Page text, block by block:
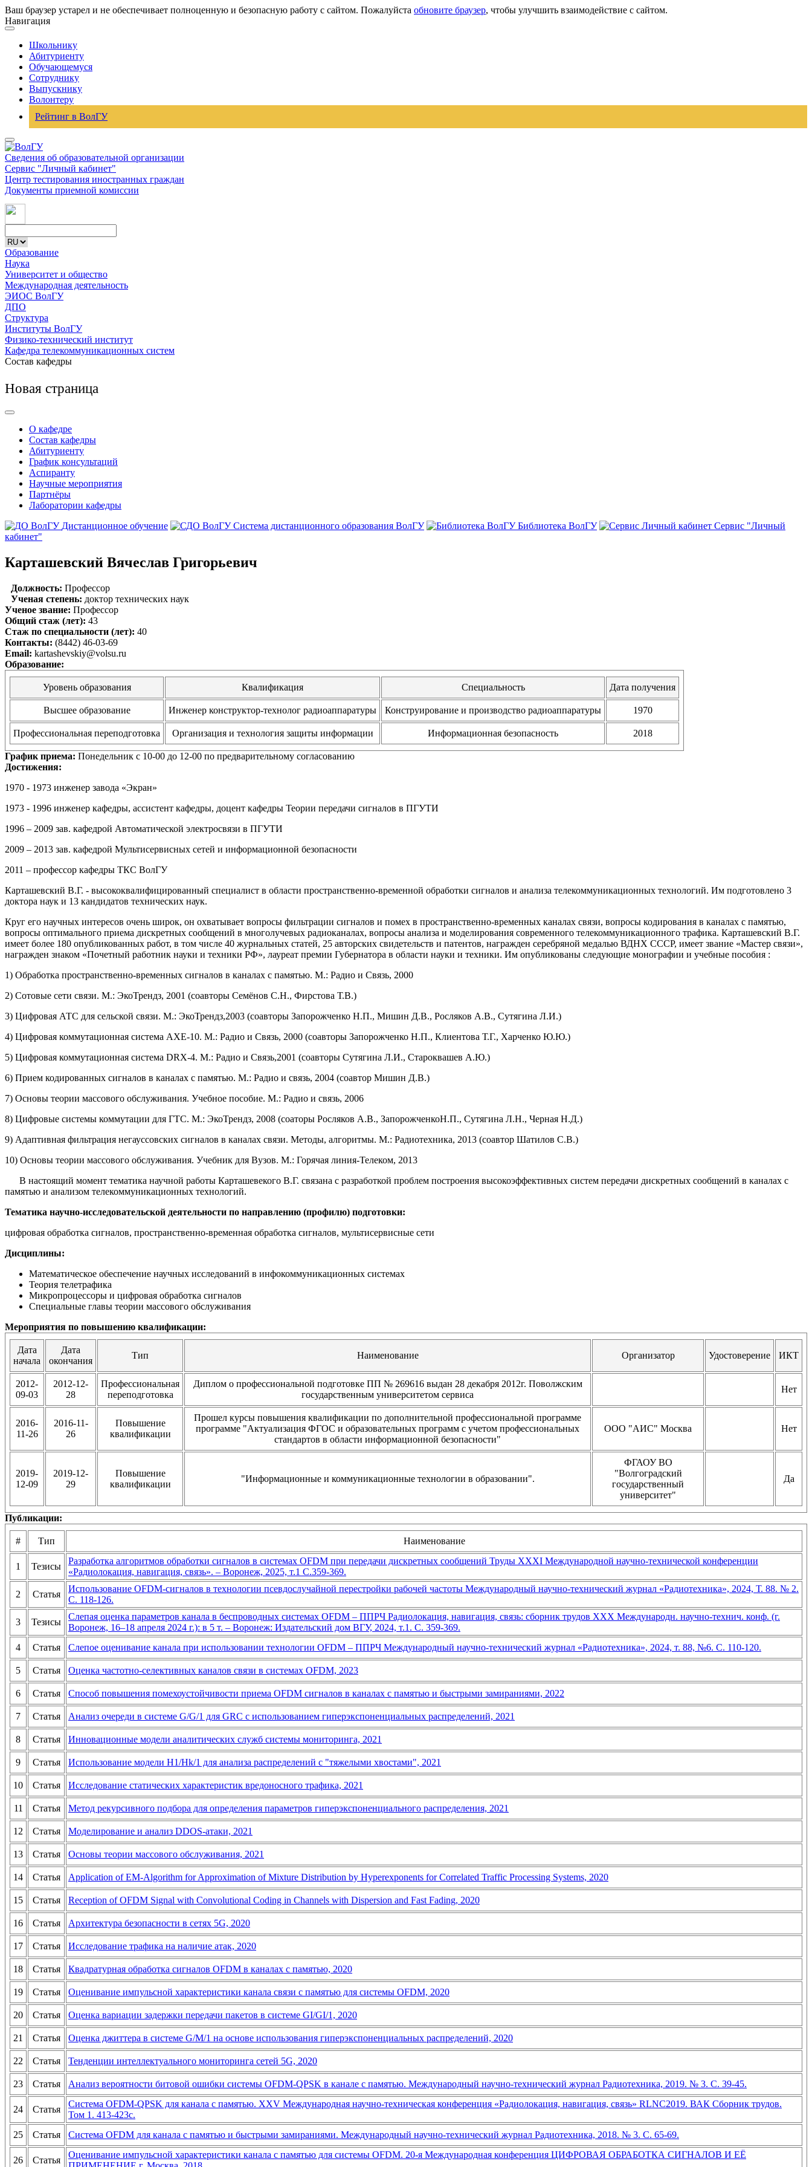
Ваш браузер устарел и не обеспечивает полноценную и безопасную работу с сайтом. Пожалуйста обновите браузер, чтобы улучшить взаимодействие с сайтом.
Навигация
Школьнику
Абитуриенту
Обучающемуся
Сотруднику
Выпускнику
Волонтеру
Рейтинг в ВолГУ
Сведения об образовательной организации
Сервис "Личный кабинет"
Центр тестирования иностранных граждан
Документы приемной комиссии
Образование
Наука
Университет и общество
Международная деятельность
ЭИОС ВолГУ
ДПО
Структура
Институты ВолГУ
Физико-технический институт
Кафедра телекоммуникационных систем
Состав кафедры
Новая страница
О кафедре
Состав кафедры
Абитуриенту
График консультаций
Аспиранту
Научные мероприятия
Партнёры
Лаборатории кафедры
Дистанционное обучение
Система дистанционного образования ВолГУ Библиотека ВолГУ
Сервис "Личный
кабинет"
Карташевский Вячеслав Григорьевич
Должность: Профессор
Ученая степень: доктор технических наук
Ученое звание: Профессор
Общий стаж (лет): 43
Стаж по специальности (лет): 40
Контакты: (8442) 46-03-69
Email: kartashevskiy@volsu.ru
Образование:
Уровень образования Квалификация Специальность Дата получения
Высшее образование Инженер конструктор-технолог радиоаппаратуры Конструирование и производство радиоаппаратуры 1970
Профессиональная переподготовка Организация и технология защиты информации Информационная безопасность 2018
График приема: Понедельник с 10-00 до 12-00 по предварительному согласованию
Достижения:
1970 - 1973 инженер завода «Экран»
1973 - 1996 инженер кафедры, ассистент кафедры, доцент кафедры Теории передачи сигналов в ПГУТИ
1996 – 2009 зав. кафедрой Автоматической электросвязи в ПГУТИ
2009 – 2013 зав. кафедрой Мультисервисных сетей и информационной безопасности
2011 – профессор кафедры ТКС ВолГУ
Карташевский В.Г. - высококвалифицированный специалист в области пространственно-временной обработки сигналов и анализа телекоммуникационных технологий. Им подготовлено 3
доктора наук и 13 кандидатов технических наук.
Круг его научных интересов очень широк, он охватывает вопросы фильтрации сигналов и помех в пространственно-временных каналах связи, вопросы кодирования в каналах с памятью,
вопросы оптимального приема дискретных сообщений в многолучевых радиоканалах, вопросы анализа и моделирования современного телекоммуникационного трафика. Карташевский В.Г.
имеет более 180 опубликованных работ, в том числе 40 журнальных статей, 25 авторских свидетельств и патентов, награжден серебряной медалью ВДНХ СССР, имеет звание «Мастер связи»,
награжден знаком «Почетный работник науки и техники РФ», лауреат премии Губернатора в области науки и техники. Им опубликованы следующие монографии и учебные пособия :
1) Обработка пространственно-временных сигналов в каналах с памятью. М.: Радио и Связь, 2000
2) Сотовые сети связи. М.: ЭкоТрендз, 2001 (соавторы Семёнов С.Н., Фирстова Т.В.)
3) Цифровая АТС для сельской связи. М.: ЭкоТрендз,2003 (соавторы Запорожченко Н.П., Мишин Д.В., Росляков А.В., Сутягина Л.И.)
4) Цифровая коммутационная система АХЕ-10. М.: Радио и Связь, 2000 (соавторы Запорожченко Н.П., Клиентова Т.Г., Харченко Ю.Ю.)
5) Цифровая коммутационная система DRХ-4. М.: Радио и Связь,2001 (соавторы Сутягина Л.И., Староквашев А.Ю.)
6) Прием кодированных сигналов в каналах с памятью. М.: Радио и связь, 2004 (соавтор Мишин Д.В.)
7) Основы теории массового обслуживания. Учебное пособие. М.: Радио и связь, 2006
8) Цифровые системы коммутации для ГТС. М.: ЭкоТрендз, 2008 (соаторы Росляков А.В., ЗапорожченкоН.П., Сутягина Л.Н., Черная Н.Д.)
9) Адаптивная фильтрация негауссовских сигналов в каналах связи. Методы, алгоритмы. М.: Радиотехника, 2013 (соавтор Шатилов С.В.)
10) Основы теории массового обслуживания. Учебник для Вузов. М.: Горячая линия-Телеком, 2013
В настоящий момент тематика научной работы Карташевекого В.Г. связана с разработкой проблем построения высокоэффективных систем передачи дискретных сообщений в каналах с
памятью и анализом телекоммуникационных технологий.
Тематика научно-исследовательской деятельности по направлению (профилю) подготовки:
цифровая обработка сигналов, пространственно-временная обработка сигналов, мультисервисные сети
Дисциплины:
Математическое обеспечение научных исследований в инфокоммуникационных системах
Теория телетрафика
Микропроцессоры и цифровая обработка сигналов
Специальные главы теории массового обслуживания
Мероприятия по повышению квалификации:
Дата
начала
Дата
окончания
Тип Наименование Организатор Удостоверение ИКТ
2012-
09-03
2012-12-
28
Профессиональная
переподготовка
Диплом о профессиональной подготовке ПП № 269616 выдан 28 декабря 2012г. Поволжским
государственным университетом сервиса
Нет
2016-
11-26
2016-11-
26
Повышение
квалификации
Прошел курсы повышения квалификации по дополнительной профессиональной программе
программе "Актуализация ФГОС и образовательных программ с учетом профессиональных
стандартов в области информационной безопасности"
ООО "АИС" Москва Нет
2019-
12-09
2019-12-
29
Повышение
квалификации
"Информационные и коммуникационные технологии в образовании".
ФГАОУ ВО
"Волгоградский
государственный
университет"
Да
Публикации:
# Тип Наименование
1 Тезисы
Разработка алгоритмов обработки сигналов в системах OFDM при передачи дискретных сообщений Труды XXXI Международной научно-технической конференции
«Радиолокация, навигация, связь». – Воронеж, 2025, т.1 С.359-369.
2 Статья
Использование OFDM-сигналов в технологии псевдослучайной перестройки рабочей частоты Международный научно-технический журнал «Радиотехника», 2024, Т. 88. № 2.
С. 118-126.
3 Тезисы
Слепая оценка параметров канала в беспроводных системах OFDM – ППРЧ Радиолокация, навигация, связь: сборник трудов XXX Международн. научно-технич. конф. (г.
Воронеж, 16–18 апреля 2024 г.): в 5 т. – Воронеж: Издательский дом ВГУ, 2024, т.1. С. 359-369.
4
Статья Слепое оценивание канала при использовании технологии OFDM – ППРЧ Международный научно-технический журнал «Радиотехника», 2024, т. 88, №6. С. 110-120.
5 Статья Оценка частотно-селективных каналов связи в системах OFDM, 2023
6 Статья Способ повышения помехоустойчивости приема OFDM сигналов в каналах с памятью и быстрыми замираниями, 2022
7 Статья Анализ очереди в системе G/G/1 для GRC с использованием гиперэкспоненциальных распределений, 2021
8 Статья Инновационные модели аналитических служб системы мониторинга, 2021
9 Статья Использование модели H1/Hk/1 для анализа распределений с "тяжелыми хвостами", 2021
10 Статья Исследование статических характеристик вредоносного трафика, 2021
11 Статья Метод рекурсивного подбора для определения параметров гиперэкспоненциального распределения, 2021
12 Статья Моделирование и анализ DDOS-атаки, 2021
13 Статья Основы теории массового обслуживания, 2021
14 Статья Application of EM-Algorithm for Approximation of Mixture Distribution by Hyperexponents for Correlated Traffic Processing Systems, 2020
15 Статья Reception of OFDM Signal with Convolutional Coding in Channels with Dispersion and Fast Fading, 2020
16 Статья Архитектура безопасности в сетях 5G, 2020
17 Статья Исследование трафика на наличие атак, 2020
18 Статья Квадратурная обработка сигналов OFDM в каналах с памятью, 2020
19 Статья Оценивание импульсной характеристики канала связи с памятью для системы OFDM, 2020
20 Статья Оценка вариации задержки передачи пакетов в системе GI/GI/1, 2020
21 Статья Оценка джиттера в системе G/M/1 на основе использования гиперэкспоненциальных распределений, 2020
22 Статья Тенденции интеллектуального мониторинга сетей 5G, 2020
23 Статья Анализ вероятности битовой ошибки системы OFDM-QPSK в канале с памятью. Международный научно-технический журнал Радиотехника, 2019. № 3. С. 39-45.
24 Статья
Система OFDM-QPSK для канала с памятью. XXV Международная научно-техническая конференция «Радиолокация, навигация, связь» RLNC2019. ВАК Сборник трудов.
Том 1. 413-423с.
25
Статья Cистема OFDM для канала с памятью и быстрыми замираниями. Международный научно-технический журнал Радиотехника, 2018. № 3. С. 65-69.
26 Статья
Оценивание импульсной характеристики канала с памятью для системы OFDM. 20-я Международная конференция ЦИФРОВАЯ ОБРАБОТКА СИГНАЛОВ И ЕЁ